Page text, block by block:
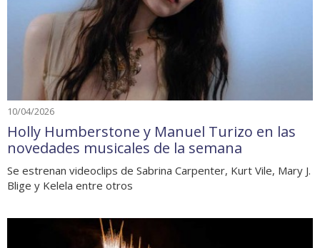
10/04/2026
Holly Humberstone y Manuel Turizo en las
novedades musicales de la semana
Se estrenan videoclips de Sabrina Carpenter, Kurt Vile, Mary J.
Blige y Kelela entre otros